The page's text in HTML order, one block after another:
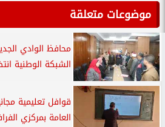
موضوعات متعلقة
محافظ الوادي
الشبكة الوطنية
قوافل تعليمية
العامة بمركزي